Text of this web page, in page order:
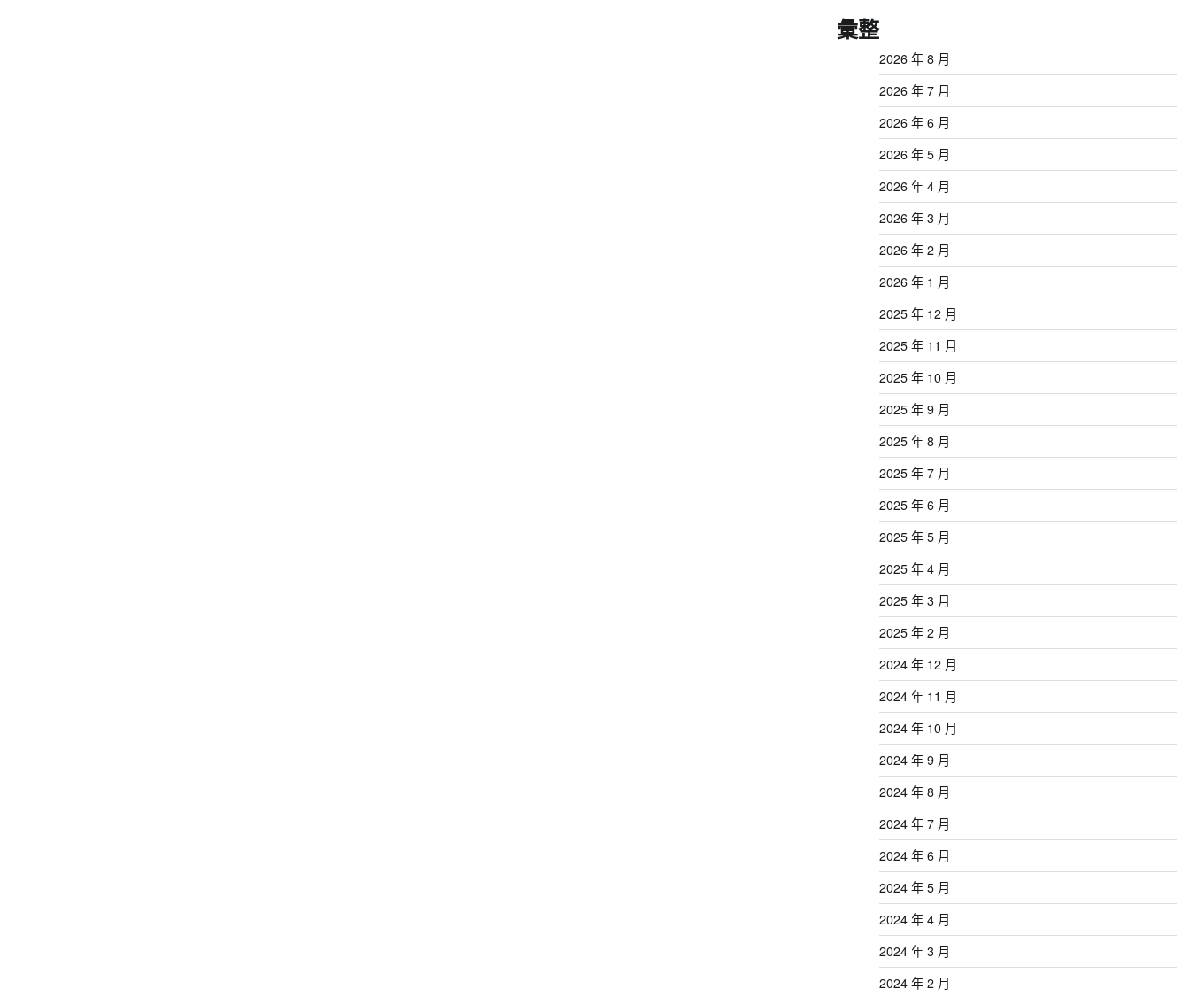
彙整
2026 年 8 月
2026 年 7 月
2026 年 6 月
2026 年 5 月
2026 年 4 月
2026 年 3 月
2026 年 2 月
2026 年 1 月
2025 年 12 月
2025 年 11 月
2025 年 10 月
2025 年 9 月
2025 年 8 月
2025 年 7 月
2025 年 6 月
2025 年 5 月
2025 年 4 月
2025 年 3 月
2025 年 2 月
2024 年 12 月
2024 年 11 月
2024 年 10 月
2024 年 9 月
2024 年 8 月
2024 年 7 月
2024 年 6 月
2024 年 5 月
2024 年 4 月
2024 年 3 月
2024 年 2 月